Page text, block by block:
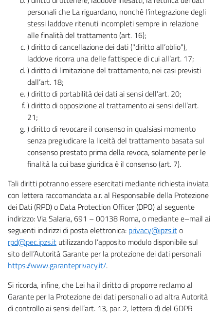
personali che La riguardano, nonché l’integrazione degli
stessi laddove ritenuti incompleti sempre in relazione
alle finalità del trattamento (art. 16);
) diritto di cancellazione dei dati ("diritto all’oblio"),
laddove ricorra una delle fattispecie di cui all’art. 17;
) diritto di limitazione del trattamento, nei casi previsti
dall’art. 18;
) diritto di portabilità dei dati ai sensi dell’art. 20;
) diritto di opposizione al trattamento ai sensi dell’art.
21;
) diritto di revocare il consenso in qualsiasi momento
senza pregiudicare la liceità del trattamento basata sul
consenso prestato prima della revoca, solamente per le
finalità la cui base giuridica è il consenso (art. 7).
Tali diritti potranno essere esercitati mediante richiesta inviata
con lettera raccomandata a.r. al Responsabile della Protezione
dei Dati (RPD) o Data Protection Officer (DPO) al seguente
indirizzo: Via Salaria, 691 – 00138 Roma, o mediante e–mail ai
seguenti indirizzi di posta elettronica: privacy@ipzs.ito
rpd@pec.ipzs.it utilizzando l’apposito modulo disponibile sul
sito dell’Autorità Garante per la protezione dei dati personali
https://www.garanteprivacy.it/.
Si ricorda, infine, che Lei ha il diritto di proporre reclamo al
Garante per la Protezione dei dati personali o ad altra Autorità
di controllo ai sensi dell’art. 13, par. 2, lettera d) del GDPR